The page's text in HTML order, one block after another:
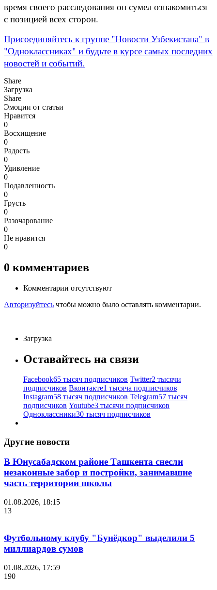
время своего расследования он сумел ознакомиться
с позицией всех сторон.
Присоединяйтесь к группе "Новости Узбекистана" в
"Одноклассниках" и будьте в курсе самых последних
новостей и событий.
Share
Загрузка
Share
Эмоции от статьи
Нравится
0
Восхищение
0
Радость
0
Удивление
0
Подавленность
0
Грусть
0
Разочарование
0
Не нравится
0
0 комментариев
Комментарии отсутствуют
Авторизуйтесь чтобы можно было оставлять комментарии.
Загрузка
Оставайтесь на связи
Facebook65 тысяч подписчиков Twitter2 тысячи
подписчиков Вконтакте1 тысяча подписчиков
Instagram58 тысяч подписчиков Telegram57 тысяч
подписчиков Youtube3 тысячи подписчиков
Одноклассники30 тысяч подписчиков
Другие новости
В Юнусабадском районе Ташкента снесли
незаконные забор и постройки, занимавшие
часть территории школы
01.08.2026, 18:15
13
Футбольному клубу "Бунёдкор" выделили 5
миллиардов сумов
01.08.2026, 17:59
190